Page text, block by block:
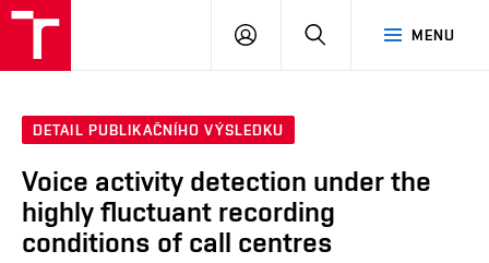
MENU
PŘIHLÁSIT
DETAIL PUBLIKAČNÍHO VÝSLEDKU
Voice activity detection under the
highly fluctuant recording
conditions of call centres